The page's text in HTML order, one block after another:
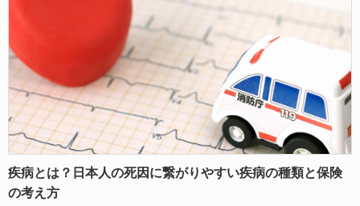
疾病とは？日本人の死因に繋がりやすい疾病の種類と保険
の考え方